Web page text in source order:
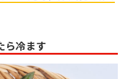
ら冷ます